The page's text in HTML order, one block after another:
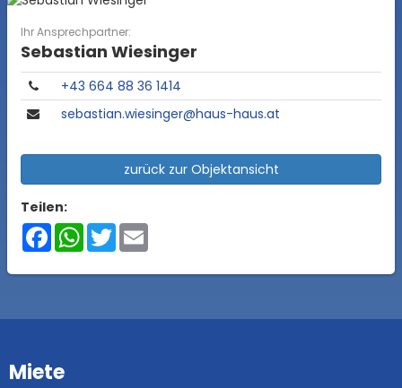
Ihr Ansprechpartner:
Sebastian Wiesinger
+43 664 88 36 1414
sebastian.wiesinger@haus-haus.at
zurück zur Objektansicht
Teilen:
FacebookWhatsApp
Twitter
Miete